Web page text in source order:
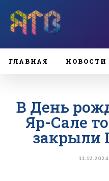
ГЛАВНАЯ НОВОСТИ
В День
Яр-Сале
закрыли
11.12.2024